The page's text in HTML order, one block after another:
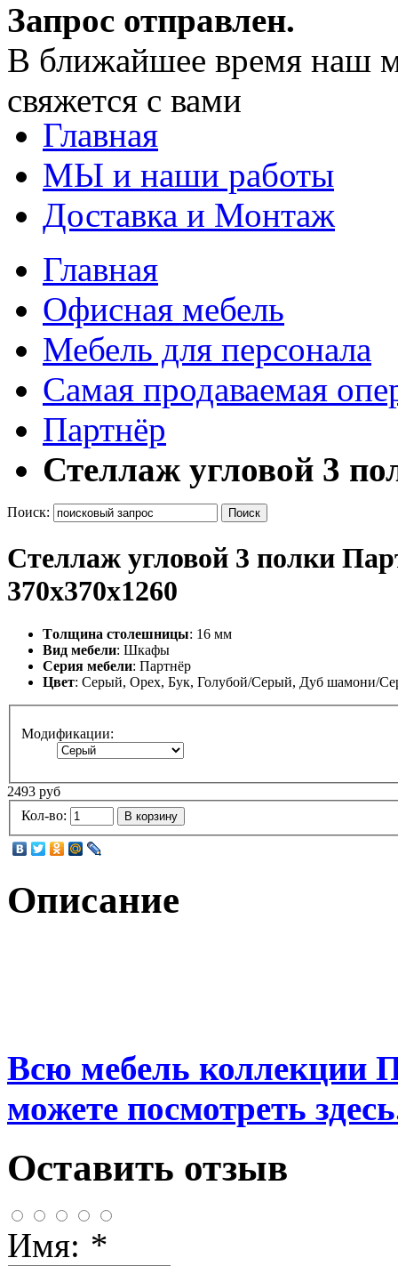
Запрос отправлен.
В ближайшее время наш
свяжется с вами
Главная
МЫ и наши работы
Доставка и Монтаж
Главная
Офисная мебель
Мебель для персонала
Самая продаваемая
Партнёр
Стеллаж угловой 3
Поиск: Поиск
Стеллаж угловой 3 полки
370х370х1260
Tолщина столешницы: 16 мм
Вид мебели: Шкафы
Серия мебели: Партнёр
Цвет: Серый, Орех, Бук, Голубой/Серый, Дуб шамони/
Модификации:
2493 руб
Кол-во:
В корзину
Описание
Всю мебель коллекции
можете посмотреть
Оставить отзыв
Имя: *